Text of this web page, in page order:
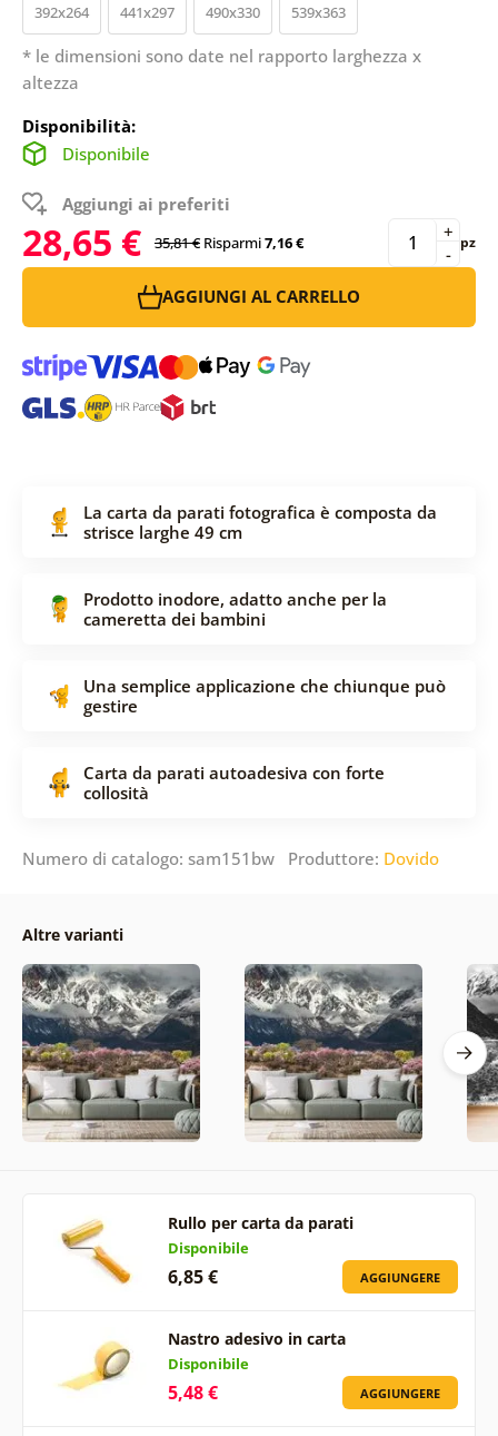
392x264 441x297 490x330 539x363
* le dimensioni sono date nel rapporto larghezza x
altezza
Disponibilità:
Disponibile
Aggiungi ai preferiti
28,65 € 35,81 € Risparmi7,16 € -
+ pz
AGGIUNGI AL CARRELLO
La carta da parati fotografica è composta da
strisce larghe 49 cm
Prodotto inodore, adatto anche per la
cameretta dei bambini
Una semplice applicazione che chiunque può
gestire
Carta da parati autoadesiva con forte
collosità
Numero di catalogo: sam151bw Produttore: Dovido
Altre varianti
Rullo per carta da parati
Disponibile
6,85 € AGGIUNGERE
Nastro adesivo in carta
Disponibile
5,48 € AGGIUNGERE